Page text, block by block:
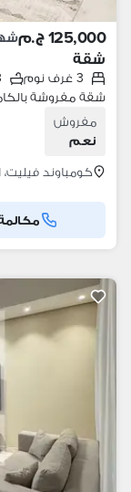
125,000 ج.م
شقة
3 غرف نوم 3
مفروش
نعم
كومباوند